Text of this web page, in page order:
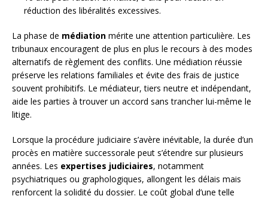
réduction des libéralités excessives.
La phase de médiation mérite une attention particulière. Les
tribunaux encouragent de plus en plus le recours à des modes
alternatifs de règlement des conflits. Une médiation réussie
préserve les relations familiales et évite des frais de justice
souvent prohibitifs. Le médiateur, tiers neutre et indépendant,
aide les parties à trouver un accord sans trancher lui-même le
litige.
Lorsque la procédure judiciaire s’avère inévitable, la durée d’un
procès en matière successorale peut s’étendre sur plusieurs
années. Les expertises judiciaires, notamment
psychiatriques ou graphologiques, allongent les délais mais
renforcent la solidité du dossier. Le coût global d’une telle